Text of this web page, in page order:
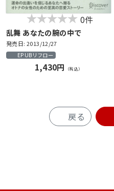
0件
乱舞 あなたの腕の中で
発売日: 2013/12/27
EPUBリフロー
1,430円 （税込）
戻る